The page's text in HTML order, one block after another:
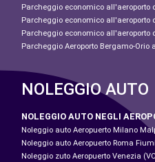
Parcheggio economico all'aeroporto
Parcheggio economico all'aeroporto
Parcheggio economico all'aeroporto
Parcheggio Aeroporto Bergamo-Orio
NOLEGGIO AUTO
NOLEGGIO AUTO NEGLI
Noleggio auto Aeropuerto Milano
Noleggio auto Aeropuerto Roma
Noleggio zuto Aeropuerto Venezia